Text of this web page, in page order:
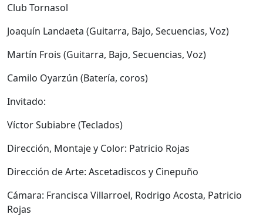
Club Tornasol
Joaquín Landaeta (Guitarra, Bajo, Secuencias, Voz)
Martín Frois (Guitarra, Bajo, Secuencias, Voz)
Camilo Oyarzún (Batería, coros)
Invitado:
Víctor Subiabre (Teclados)
Dirección, Montaje y Color: Patricio Rojas
Dirección de Arte: Ascetadiscos y Cinepuño
Cámara: Francisca Villarroel, Rodrigo Acosta, Patricio
Rojas